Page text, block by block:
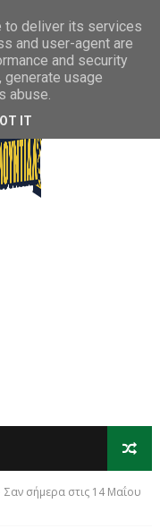
Σαν σήμερα στις 14 Μαΐου
to deliver its services
and user-agent are
and security
usage
abuse.
IT